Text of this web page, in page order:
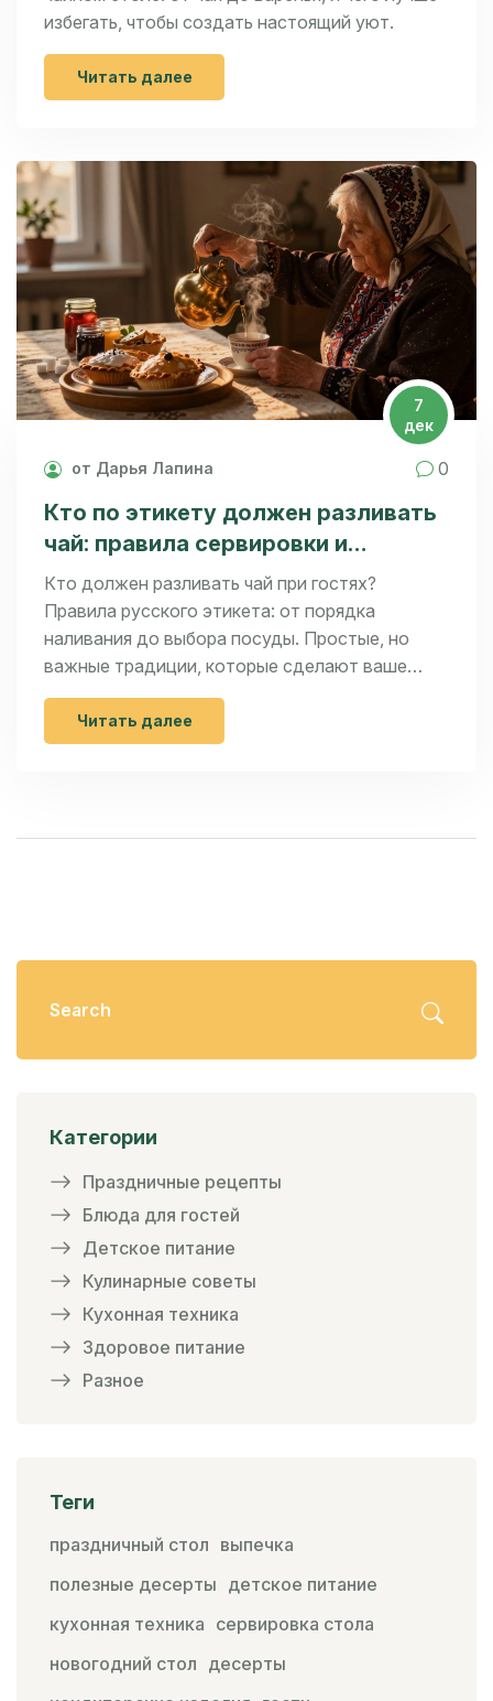
избегать, чтобы создать настоящий уют.
Читать далее
7
дек
от Дарья Лапина 0
Кто по этикету должен разливать
чай: правила сервировки и
традиции
Кто должен разливать чай при гостях?
Правила русского этикета: от порядка
наливания до выбора посуды. Простые, но
важные традиции, которые сделают ваше
чаепитие теплее.
Читать далее
Категории
Праздничные рецепты
Блюда для гостей
Детское питание
Кулинарные советы
Кухонная техника
Здоровое питание
Разное
Теги
праздничный стол выпечка
полезные десерты детское питание
кухонная техника сервировка стола
новогодний стол десерты